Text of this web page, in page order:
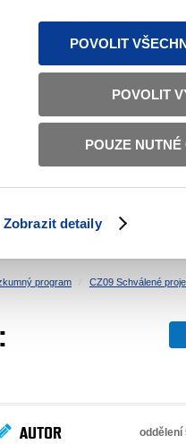
Zobrazit detaily
POVOLIT
POVOLIT
POUZE
TEXTOVÁ VERZE
BILATERÁLNÍ
program CZ09 Schválené
AUTOR oddělení